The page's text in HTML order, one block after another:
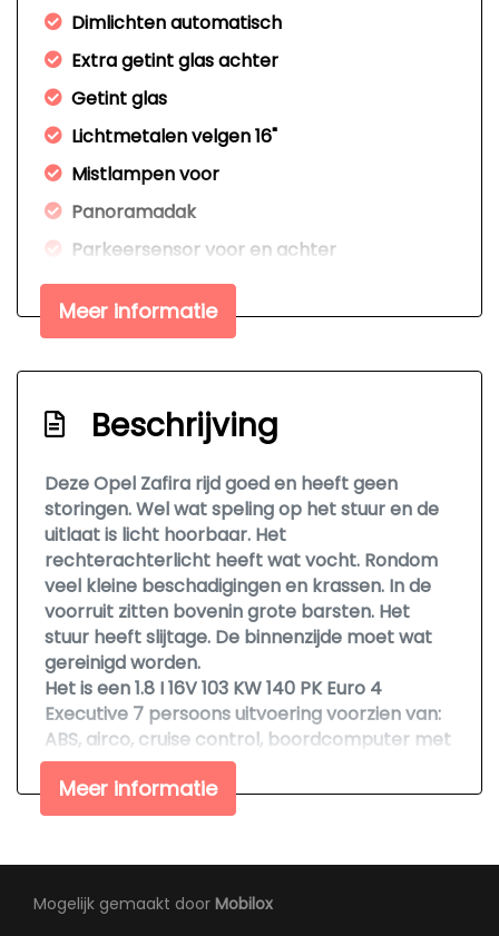
Dimlichten automatisch
Extra getint glas achter
Getint glas
Lichtmetalen velgen 16"
Mistlampen voor
Panoramadak
Parkeersensor voor en achter
Trekhaak met afneembare kogel
Interieur
Airco
Elektrische ramen achter
Elektrische ramen voor
Hoofdsteunen anti-whiplash
Lendesteun(en) verstelbaar
Stuur verstelbaar
Stuurbekrachtiging
Overige
7 persoons
Anti blokkeer systeem
Bestuurdersairbag
Elektronisch stabiliteits programma
Meer informatie
Beschrijving
Deze Opel Zafira rijd goed en heeft geen
storingen. Wel wat speling op het stuur en de
uitlaat is licht hoorbaar. Het
rechterachterlicht heeft wat vocht. Rondom
veel kleine beschadigingen en krassen. In de
voorruit zitten bovenin grote barsten. Het
stuur heeft slijtage. De binnenzijde moet wat
gereinigd worden.
Het is een 1.8 I 16V 103 KW 140 PK Euro 4
Executive 7 persoons uitvoering voorzien van:
ABS, airco, cruise control, boordcomputer met
radio/CD en infoscherm, panoramadak,
donkerglas achter, alum. velgen 16 inch,
afneembare trekhaak, stoelen 3e zitrij, elektr.
ramen voor/achter en centr. vergrendeling
op afstand.
Origineel 293114 KM gereden met NAP Pas.
Meer informatie
Mogelijk gemaakt door Mobilox